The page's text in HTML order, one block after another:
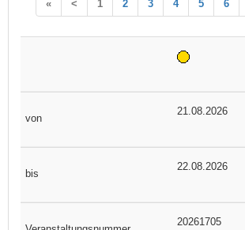
« < 1 2 3 4 5 6
21.08.2026
22.08.2026
20261705